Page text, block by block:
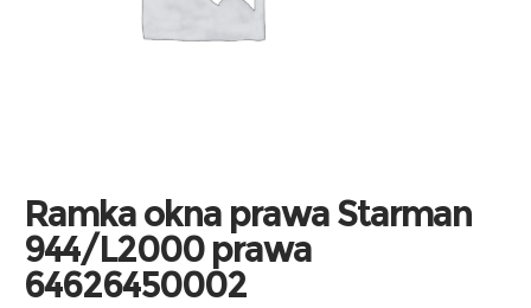
Ramka okna prawa Starman
944/L2000 prawa
64626450002